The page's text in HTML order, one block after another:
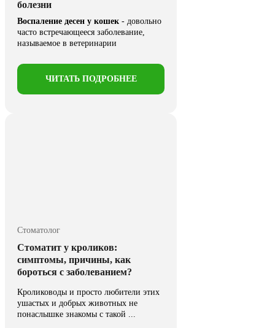
болезни
Воспаление десен у кошек - довольно
часто встречающееся заболевание,
называемое в ветеринарии
ЧИТАТЬ ПОДРОБНЕЕ
Стоматолог
Стоматит у кроликов:
симптомы, причины, как
бороться с заболеванием?
Кролиководы и просто любители этих
ушастых и добрых животных не
понаслышке знакомы с такой ...